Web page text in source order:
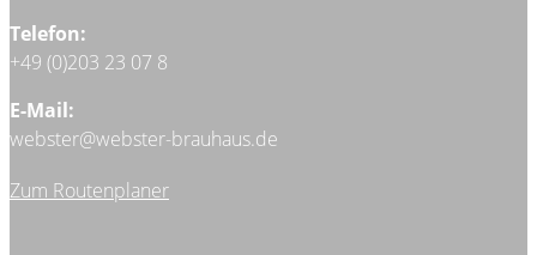
Telefon:
+49 (0)203 23 07 8
E-Mail:
webster@webster-brauhaus.de
Zum Routenplaner